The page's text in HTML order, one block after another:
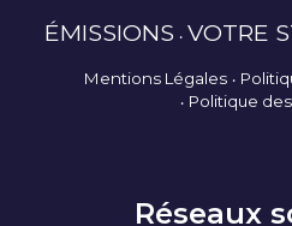
ÉMISSIONS VOTRE
Mentions Légales
Politique
Réseaux